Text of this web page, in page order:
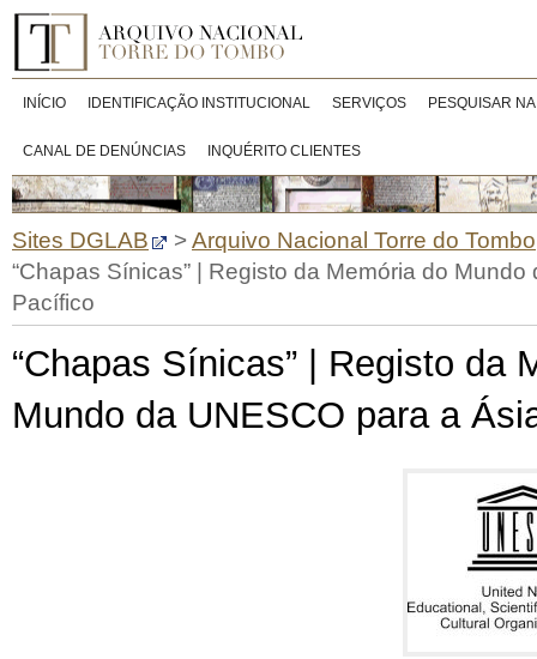
INÍCIO IDENTIFICAÇÃO INSTITUCIONAL SERVIÇOS PESQUISAR
CANAL DE DENÚNCIAS INQUÉRITO CLIENTES
Sites DGLAB >Arquivo Nacional Torre do Tombo
“Chapas Sínicas” | Registo da Memória do
Pacífico
“Chapas Sínicas” | Registo da
Mundo da UNESCO para a